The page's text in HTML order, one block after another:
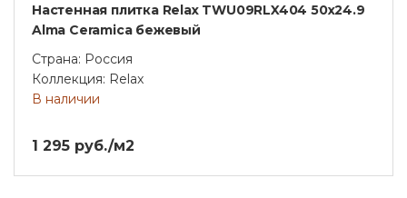
Настенная плитка Relax TWU09RLX404 50х24.9
Alma Ceramica бежевый
Страна: Россия
Коллекция: Relax
В наличии
1 295 руб./м2